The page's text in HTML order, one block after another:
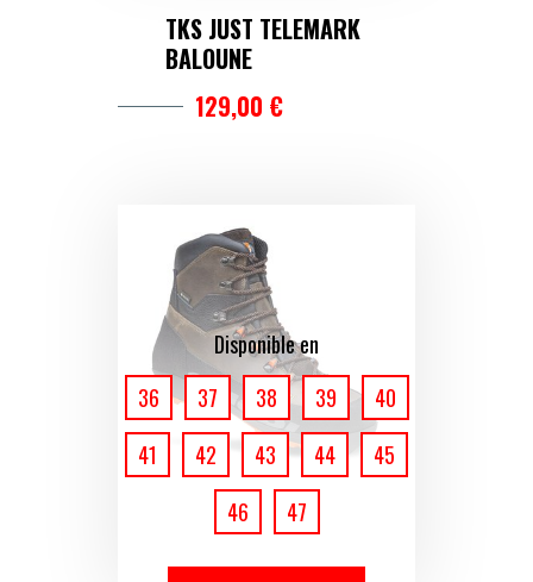
TKS JUST TELEMARK
BALOUNE
129,00 €
Disponible en
36
37 38 39
40
41
42 43 44
45
46
47